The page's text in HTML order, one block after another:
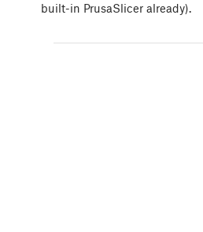
built-in PrusaSlicer already).